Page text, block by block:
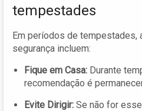
tempestades
Em períodos de tempestades,
segurança incluem:
Fique em Casa: Durante
recomendação é
Evite Dirigir: Se não for